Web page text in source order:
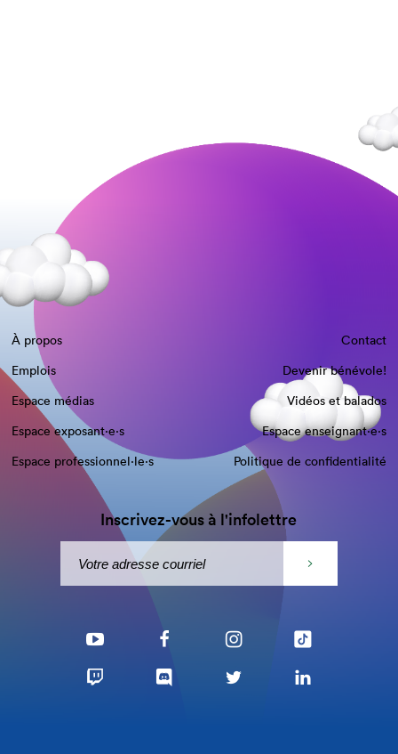
À propos
Contact
Emplois
Devenir bénévole!
Espace médias
Vidéos et balados
Espace exposant·e⋅s
Espace enseignant·e⋅s
Espace professionnel·le⋅s
Politique de confidentialité
Inscrivez-vous à l'infolettre